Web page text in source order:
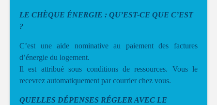
LE CHÈQUE ÉNERGIE : QU’EST-CE QUE C’EST
?
C’est une aide nominative au paiement des factures
d’énergie du logement.
Il est attribué sous conditions de ressources. Vous le
recevrez automatiquement par courrier chez vous.
QUELLES DÉPENSES RÉGLER AVEC LE